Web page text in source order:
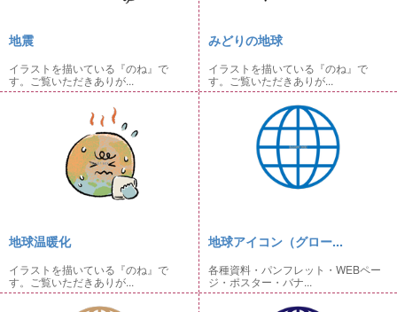
地震
イラストを描いている『のね』で
す。ご覧いただきありが...
みどりの地球
イラストを描いている『のね』で
す。ご覧いただきありが...
地球温暖化
イラストを描いている『のね』で
す。ご覧いただきありが...
地球アイコン（グロー...
各種資料・パンフレット・WEBペー
ジ・ポスター・バナ...